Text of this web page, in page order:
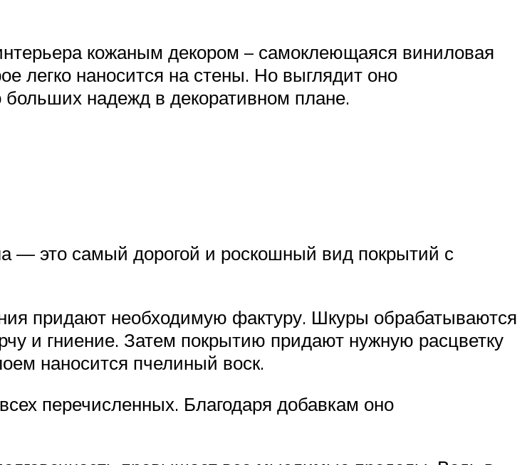
кожаным декором – самоклеющаяся виниловая
легко наносится на стены. Но выглядит оно
больших надежд в декоративном плане.
— это самый дорогой и роскошный вид покрытий с
придают необходимую фактуру. Шкуры обрабатываются
и гниение. Затем покрытию придают нужную расцветку
наносится пчелиный воск.
перечисленных. Благодаря добавкам оно